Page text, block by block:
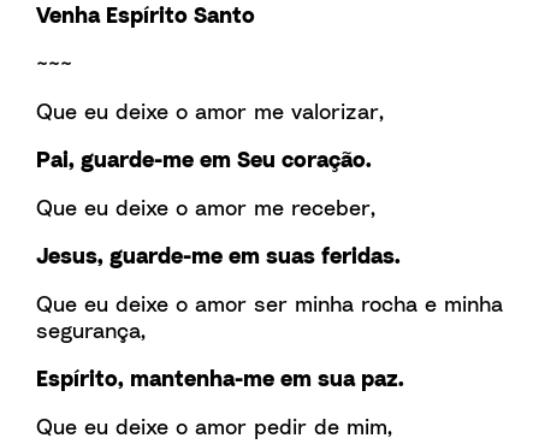
Venha Espírito Santo
~~~
Que eu deixe o amor me valorizar,
Pai, guarde-me em Seu coração.
Que eu deixe o amor me receber,
Jesus, guarde-me em suas feridas.
Que eu deixe o amor ser minha rocha e minha
segurança,
Espírito, mantenha-me em sua paz.
Que eu deixe o amor pedir de mim,